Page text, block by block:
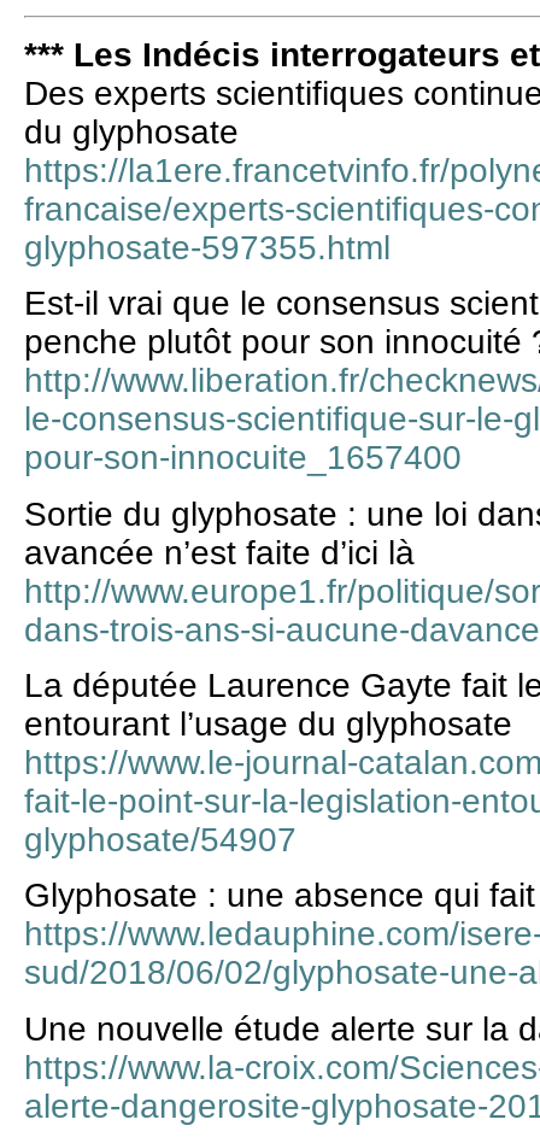
*** Les Indécis interrogateurs
Des experts scientifiques
du glyphosate
https://la1ere.francetvinfo.fr/
francaise/experts-scientifiques-
glyphosate-597355.html
Est-il vrai que le consensus
penche plutôt pour son innocuité
http://www.liberation.fr/
le-consensus-scientifique-sur-le-
pour-son-innocuite_1657400
Sortie du glyphosate : une loi
avancée n’est faite d’ici là
http://www.europe1.fr/politique/
dans-trois-ans-si-aucune-
La députée Laurence Gayte fait
entourant l’usage du glyphosate
https://www.le-journal-
fait-le-point-sur-la-legislation-
glyphosate/54907
Glyphosate : une absence qui
https://www.ledauphine.com/
sud/2018/06/02/glyphosate-une-
Une nouvelle étude alerte sur la
https://www.la-croix.com/
alerte-dangerosite-glyphosate-